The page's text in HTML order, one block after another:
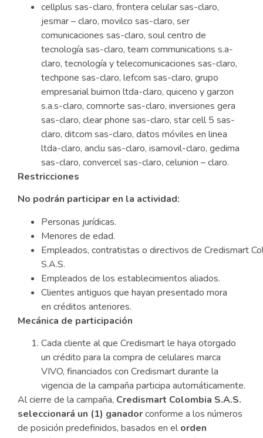
cellplus sas-claro, frontera celular sas-claro,
jesmar – claro, movilco sas-claro, ser
comunicaciones sas-claro, soul centro de
tecnología sas-claro, team communications s.a-
claro, tecnología y telecomunicaciones sas-claro,
techpone sas-claro, lefcom sas-claro, grupo
empresarial buimon ltda-claro, quiceno y garzon
s.a.s-claro, comnorte sas-claro, inversiones gera
sas-claro, clear phone sas-claro, star cell 5 sas-
claro, ditcom sas-claro, datos móviles en linea
ltda-claro, anclu sas-claro, isamovil-claro, gedima
sas-claro, convercel sas-claro, celunion – claro.
Restricciones
No podrán participar en la actividad:
Personas jurídicas.
Menores de edad.
Empleados, contratistas o directivos de Credismart
S.A.S.
Empleados de los establecimientos aliados.
Clientes antiguos que hayan presentado mora
en créditos anteriores.
Mecánica de participación
Cada cliente al que Credismart le haya otorgado
un crédito para la compra de celulares marca
VIVO, financiados con Credismart durante la
vigencia de la campaña participa automáticamente.
Al cierre de la campaña, Credismart Colombia S.A.S.
seleccionará un (1) ganadorconforme a los números
de posición predefinidos, basados en el orden